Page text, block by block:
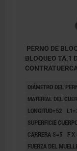
PERNO DE
BLOQUEO TA.1
DIÁMETRO DEL
MATERIAL DEL
LONGITUD=52
SUPERFICIE
CARRERA S=5
F
FUERZA DEL